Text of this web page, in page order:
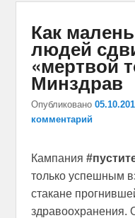
Как
людей
«мертвой
Минздрав
Опубликовано
комментарий
Кампания
только успешным
стакане
здравоохранения.